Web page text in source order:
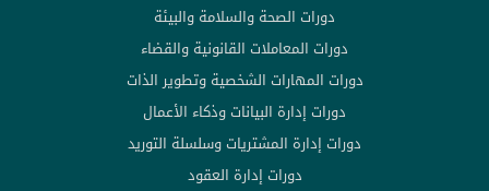
دورات الصحة والسلامة والبيئة
دورات المعاملات القانونية والقضاء
دورات المهارات الشخصية وتطوير الذات
دورات إدارة البيانات وذكاء الأعمال
دورات إدارة المشتريات وسلسلة التوريد
دورات إدارة العقود